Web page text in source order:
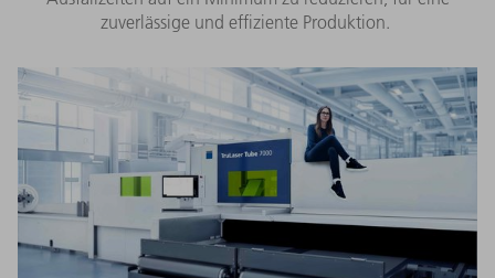
zuverlässige und effiziente Produktion.